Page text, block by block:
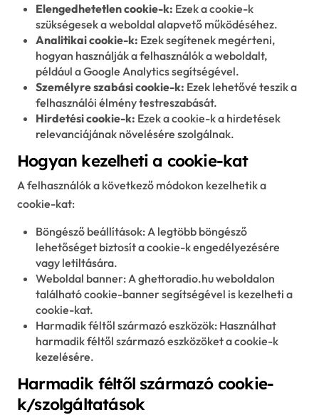
Elengedhetetlen cookie-k: Ezek a cookie-k
szükségesek a weboldal alapvető működéséhez.
Analitikai cookie-k: Ezek segítenek megérteni,
hogyan használják a felhasználók a weboldalt,
például a Google Analytics segítségével.
Személyre szabási cookie-k: Ezek lehetővé teszik a
felhasználói élmény testreszabását.
Hirdetési cookie-k: Ezek a cookie-k a hirdetések
relevanciájának növelésére szolgálnak.
Hogyan kezelheti a cookie-kat
A felhasználók a következő módokon kezelhetik a
cookie-kat:
Böngésző beállítások: A legtöbb böngésző
lehetőséget biztosít a cookie-k engedélyezésére
vagy letiltására.
Weboldal banner: A ghettoradio.hu weboldalon
található cookie-banner segítségével is kezelheti a
cookie-kat.
Harmadik féltől származó eszközök: Használhat
harmadik féltől származó eszközöket a cookie-k
kezelésére.
Harmadik féltől származó cookie-
k/szolgáltatások